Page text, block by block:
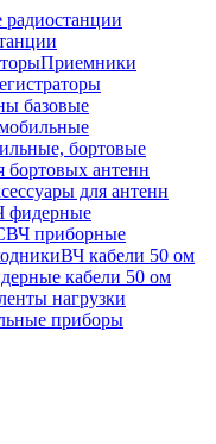
Приемники
базовые
бортовые
бортовых антенн
для антенн
фидерные
приборные
ВЧ кабели 50 ом
кабели 50 ом
нагрузки
приборы